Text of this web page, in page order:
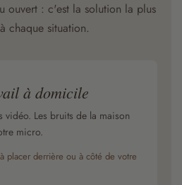
ouvert : c'est la solution la plus
chaque situation.
à domicile
vidéo. Les bruits de la maison
micro.
placer derrière ou à côté de votre